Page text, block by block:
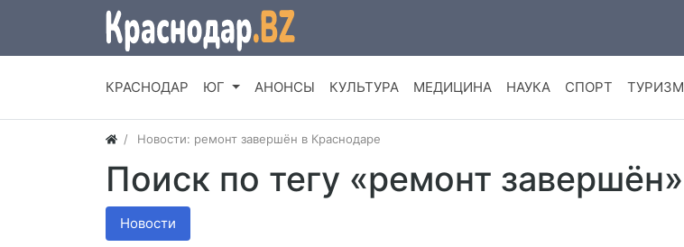
КРАСНОДАР ЮГ АНОНСЫ КУЛЬТУРА МЕДИЦИНА НАУКА СПОРТ ТУРИЗМ
Новости: ремонт завершён в Краснодаре
Поиск по тегу «ремонт завершён»
Новости